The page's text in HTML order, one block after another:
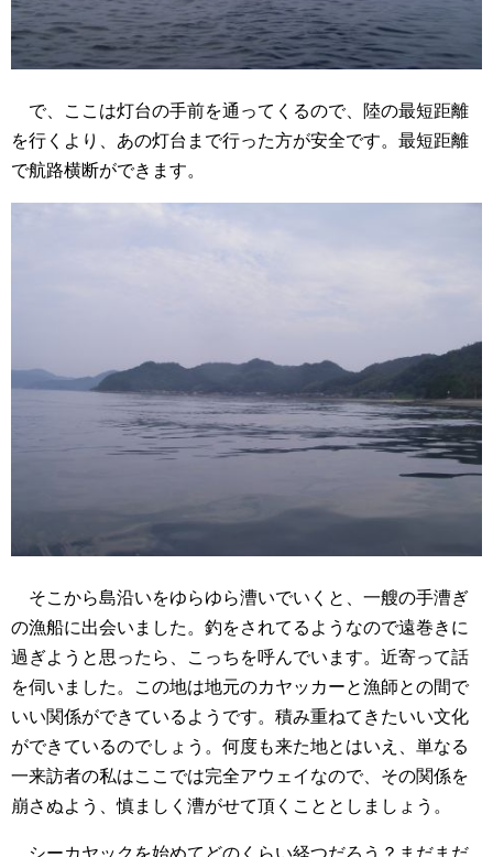
で、ここは灯台の手前を通ってくるので、陸の最短距離
を行くより、あの灯台まで行った方が安全です。最短距離
で航路横断ができます。
そこから島沿いをゆらゆら漕いでいくと、一艘の手漕ぎ
の漁船に出会いました。釣をされてるようなので遠巻きに
過ぎようと思ったら、こっちを呼んでいます。近寄って話
を伺いました。この地は地元のカヤッカーと漁師との間で
いい関係ができているようです。積み重ねてきたいい文化
ができているのでしょう。何度も来た地とはいえ、単なる
一来訪者の私はここでは完全アウェイなので、その関係を
崩さぬよう、慎ましく漕がせて頂くこととしましょう。